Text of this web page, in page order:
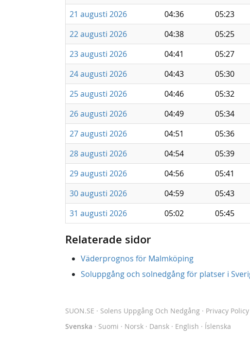
21 augusti 2026
04:36 05:23
22 augusti 2026
04:38 05:25
23 augusti 2026
04:41 05:27
24 augusti 2026
04:43 05:30
25 augusti 2026
04:46 05:32
26 augusti 2026
04:49 05:34
27 augusti 2026
04:51 05:36
28 augusti 2026
04:54 05:39
29 augusti 2026
04:56 05:41
30 augusti 2026
04:59 05:43
31 augusti 2026
05:02 05:45
Relaterade sidor
Väderprognos för Malmköping
Soluppgång och solnedgång för platser i
SUON.SE · Solens Uppgång Och Nedgång · Privacy Policy
Svenska · Suomi · Norsk · Dansk · English · Íslenska